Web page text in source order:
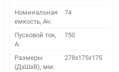
Номинальная
емкость, Ач:
74
Пусковой ток,
A:
750
Размеры
(ДхШхВ), мм:
278x175x175